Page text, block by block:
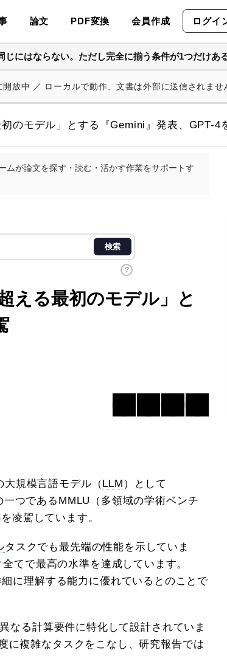
論文 PDF変換 会員作成 ログイ
にはならない。ただし完全に揃う条件が1つだけあ
放中 ／ ローカルで動作、文書は外部に送信されませ
のモデル」とする『Gemini』発表、GPT-4
ムが論文を探す・読む・活かす作業をサポートす
検索
?
える最初のモデル」と
規模言語モデル（LLM ）として
つであるMMLU（多領域の学術ベンチ
を凌駕しています。
タスクでも最先端の性能を示していま
てで最高の水準を達成しています。
に理解する能力に優れているとのことで
なる計算要件に特化して設計されていま
に複雑なタスクをこなし、研究報告では